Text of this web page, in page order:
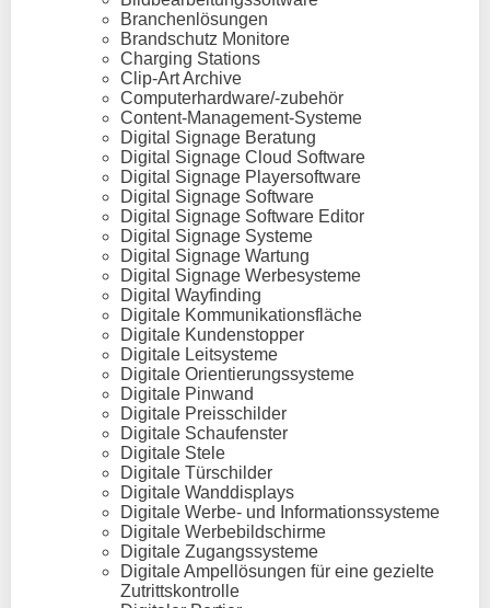
Branchenlösungen
Brandschutz Monitore
Charging Stations
Clip-Art Archive
Computerhardware/-zubehör
Content-Management-Systeme
Digital Signage Beratung
Digital Signage Cloud Software
Digital Signage Playersoftware
Digital Signage Software
Digital Signage Software Editor
Digital Signage Systeme
Digital Signage Wartung
Digital Signage Werbesysteme
Digital Wayfinding
Digitale Kommunikationsfläche
Digitale Kundenstopper
Digitale Leitsysteme
Digitale Orientierungssysteme
Digitale Pinwand
Digitale Preisschilder
Digitale Schaufenster
Digitale Stele
Digitale Türschilder
Digitale Wanddisplays
Digitale Werbe- und Informationssysteme
Digitale Werbebildschirme
Digitale Zugangssysteme
Digitale Ampellösungen für eine gezielte
Zutrittskontrolle